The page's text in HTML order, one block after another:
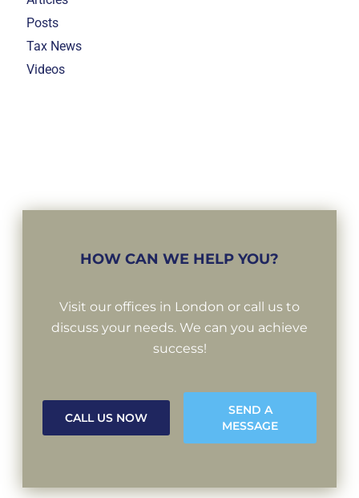
Posts
Tax News
Videos
HOW CAN WE HELP YOU?
Visit our offices in London or call us to
discuss your needs. We can you achieve
success!
CALL US NOW
SEND A
MESSAGE